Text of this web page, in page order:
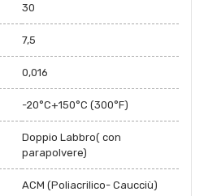
30
7,5
0,016
-20°C+150°C (300°F)
Doppio Labbro( con
parapolvere)
ACM (Poliacrilico- Caucciù)